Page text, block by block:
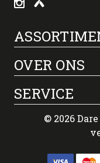
OVER ONS
SERVICE
© 2026